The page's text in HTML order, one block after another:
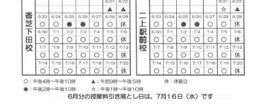
高校生・大学受験・社会人コース